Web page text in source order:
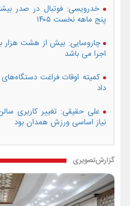
خدرویسی: فوتبال در صدر
پنج ماهه نخست ۱۴۰۵
چاروسایی: بیش از هشت هزار
اجرا می باشد
کمیته اوقات فراغت
داد
علی حقیقی: تغییر کاربری
نیاز اساسی ورزش همدان بود
گزارش‌تصویری